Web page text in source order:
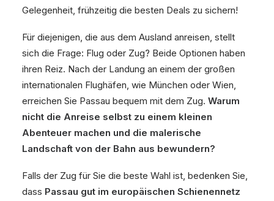
Gelegenheit, frühzeitig die besten Deals zu sichern!
Für diejenigen, die aus dem Ausland anreisen, stellt
sich die Frage: Flug oder Zug? Beide Optionen haben
ihren Reiz. Nach der Landung an einem der großen
internationalen Flughäfen, wie München oder Wien,
erreichen Sie Passau bequem mit dem Zug. Warum
nicht die Anreise selbst zu einem kleinen
Abenteuer machen und die malerische
Landschaft von der Bahn aus bewundern?
Falls der Zug für Sie die beste Wahl ist, bedenken Sie,
dass Passau gut im europäischen Schienennetz